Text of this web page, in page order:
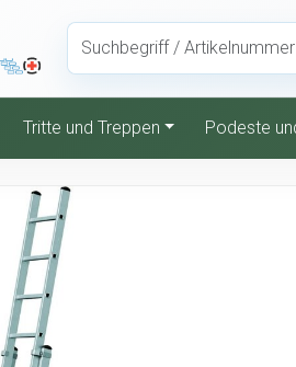
Tritte und Treppen Podeste